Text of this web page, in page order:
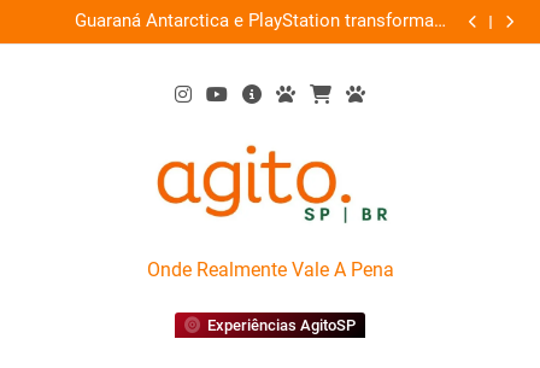
to
Guaraná Antarctica e PlayStation transformam
shopping em arena gamer gratuita
Busch
AgitoSP
Onde Realmente Vale A Pena
Experiências AgitoSP